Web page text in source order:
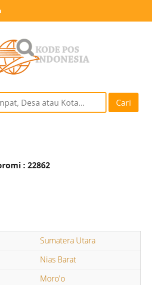
Cari
: 22862
Sumatera Utara
Nias Barat
Moro'o